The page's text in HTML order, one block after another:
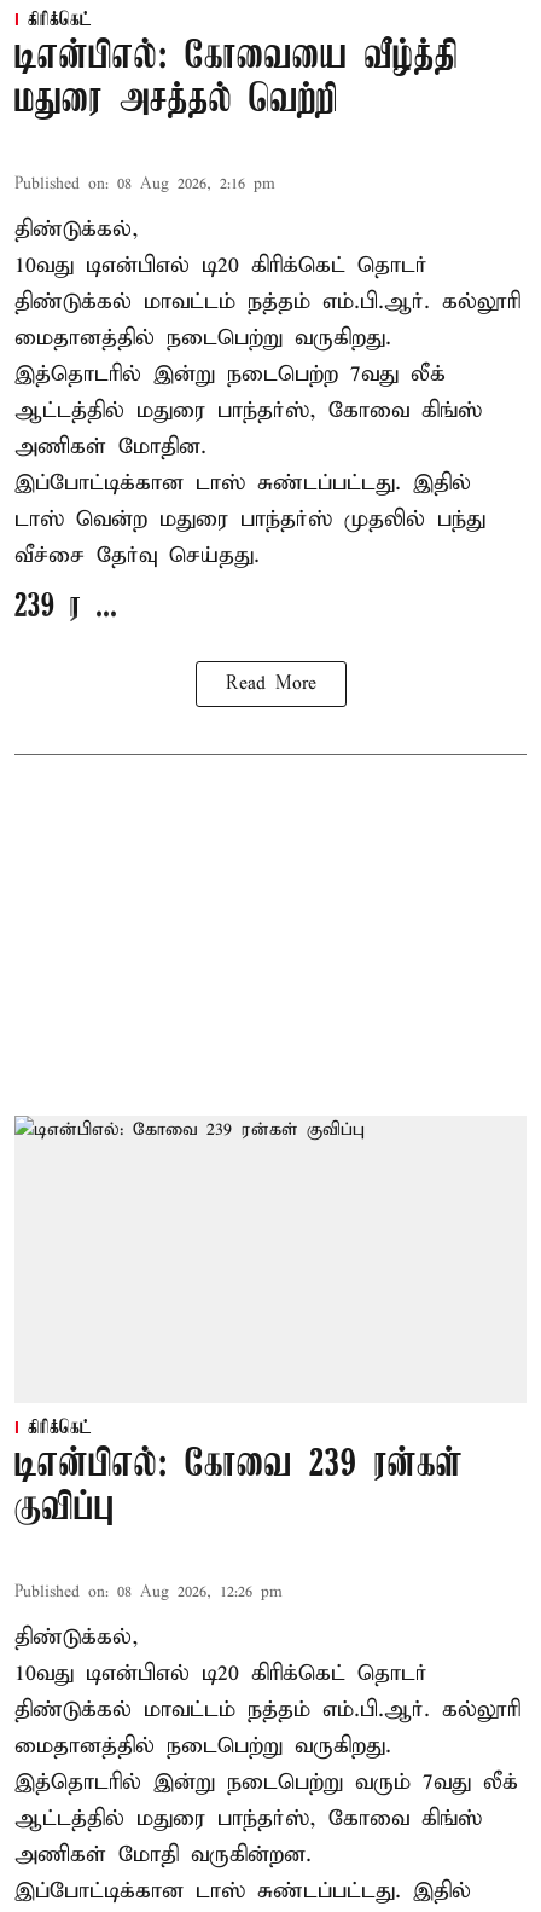
கிரிக்கெட்
டிஎன்பிஎல்: கோவையை வீழ்த்தி
மதுரை அசத்தல் வெற்றி
Published on: 08 Aug 2026, 2:16 pm
திண்டுக்கல்,
10வது டிஎன்பிஎல் டி20 கிரிக்கெட் தொடர்
திண்டுக்கல் மாவட்டம் நத்தம் எம்.பி.ஆர். கல்லூரி
மைதானத்தில் நடைபெற்று வருகிறது.
இத்தொடரில் இன்று நடைபெற்ற 7வது லீக்
ஆட்டத்தில் மதுரை பாந்தர்ஸ், கோவை கிங்ஸ்
அணிகள் மோதின.
இப்போட்டிக்கான டாஸ் சுண்டப்பட்டது. இதில்
டாஸ் வென்ற மதுரை பாந்தர்ஸ் முதலில் பந்து
வீச்சை தேர்வு செய்தது.
239 ர ...
Read More
கிரிக்கெட்
டிஎன்பிஎல்: கோவை 239 ரன்கள்
குவிப்பு
Published on: 08 Aug 2026, 12:26 pm
திண்டுக்கல்,
10வது டிஎன்பிஎல் டி20 கிரிக்கெட் தொடர்
திண்டுக்கல் மாவட்டம் நத்தம் எம்.பி.ஆர். கல்லூரி
மைதானத்தில் நடைபெற்று வருகிறது.
இத்தொடரில் இன்று நடைபெற்று வரும் 7வது லீக்
ஆட்டத்தில் மதுரை பாந்தர்ஸ், கோவை கிங்ஸ்
அணிகள் மோதி வருகின்றன.
இப்போட்டிக்கான டாஸ் சுண்டப்பட்டது. இதில்